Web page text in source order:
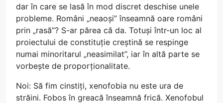
dar în care se lasă în mod discret deschise unele
probleme. Români „neaoși” înseamnă oare români
prin „rasă”? S-ar părea că da. Totuși într-un loc al
proiectului de constituție creștină se respinge
numai minoritarul „neasimilat”, iar în altă parte se
vorbește de proporționalitate.
Noi: Să fim cinstiți, xenofobia nu este ura de
străini. Fobos în greacă înseamnă frică. Xenofobul